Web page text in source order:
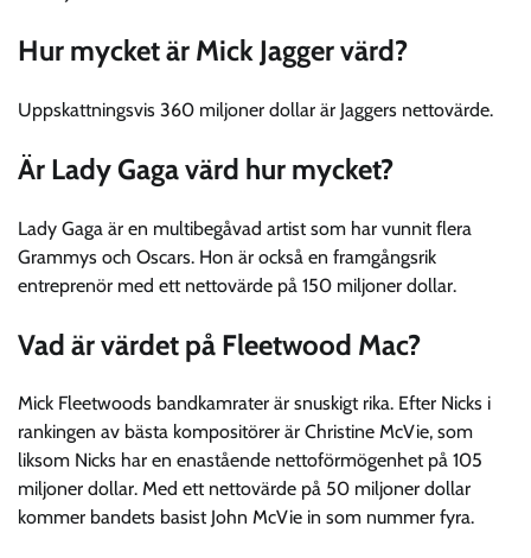
Hur mycket är Mick Jagger värd?
Uppskattningsvis 360 miljoner dollar är Jaggers nettovärde.
Är Lady Gaga värd hur mycket?
Lady Gaga är en multibegåvad artist som har vunnit flera
Grammys och Oscars. Hon är också en framgångsrik
entreprenör med ett nettovärde på 150 miljoner dollar.
Vad är värdet på Fleetwood Mac?
Mick Fleetwoods bandkamrater är snuskigt rika. Efter Nicks i
rankingen av bästa kompositörer är Christine McVie, som
liksom Nicks har en enastående nettoförmögenhet på 105
miljoner dollar. Med ett nettovärde på 50 miljoner dollar
kommer bandets basist John McVie in som nummer fyra.